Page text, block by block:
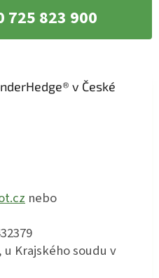
725 823 900
v České
nebo
u Krajského soudu v